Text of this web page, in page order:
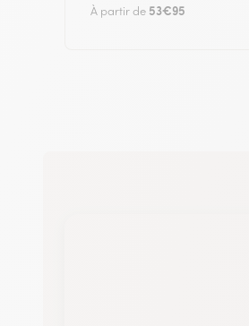
À partir de 53€95